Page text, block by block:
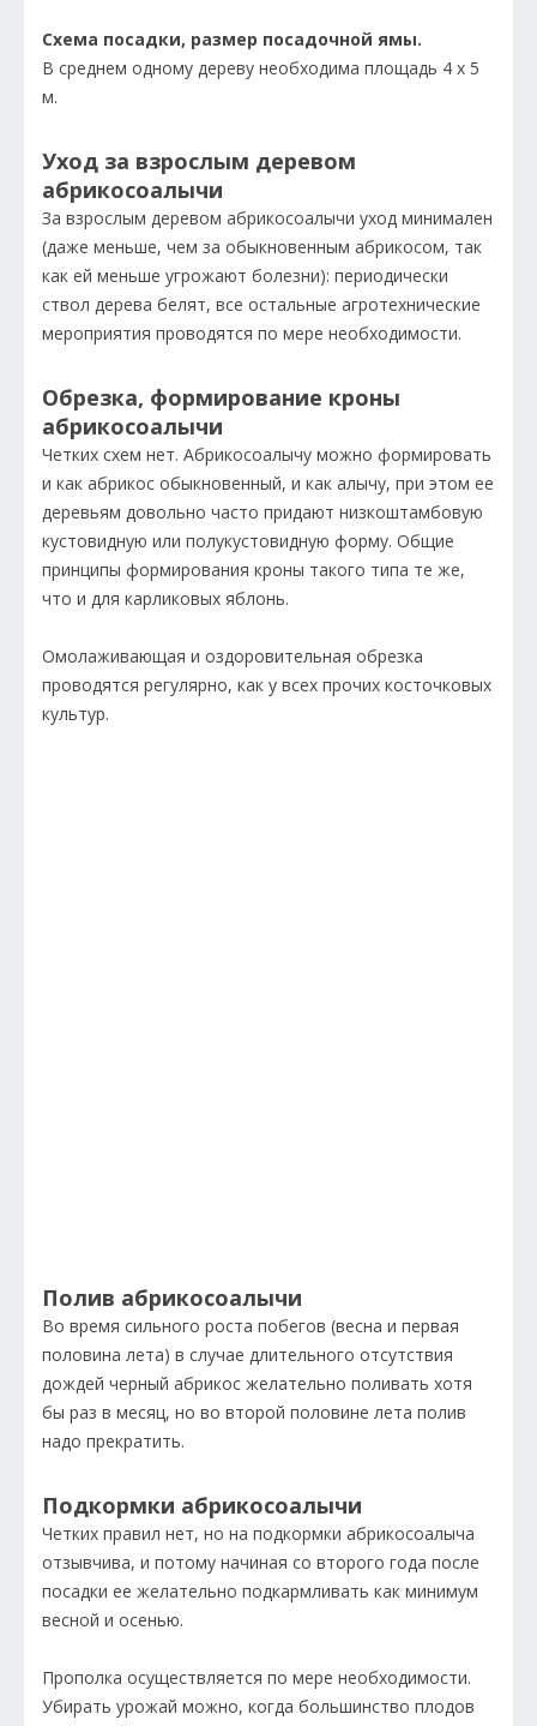
Схема посадки, размер посадочной ямы.
В среднем одному дереву необходима площадь 4 х 5
м.
Уход за взрослым деревом
абрикосоалычи
За взрослым деревом абрикосоалычи уход минимален
(даже меньше, чем за обыкновенным абрикосом, так
как ей меньше угрожают болезни): периодически
ствол дерева белят, все остальные агротехнические
мероприятия проводятся по мере необходимости.
Обрезка, формирование кроны
абрикосоалычи
Четких схем нет. Абрикосоалычу можно формировать
и как абрикос обыкновенный, и как алычу, при этом ее
деревьям довольно часто придают низкоштамбовую
кустовидную или полукустовидную форму. Общие
принципы формирования кроны такого типа те же,
что и для карликовых яблонь.
Омолаживающая и оздоровительная обрезка
проводятся регулярно, как у всех прочих косточковых
культур.
Полив абрикосоалычи
Во время сильного роста побегов (весна и первая
половина лета) в случае длительного отсутствия
дождей черный абрикос желательно поливать хотя
бы раз в месяц, но во второй половине лета полив
надо прекратить.
Подкормки абрикосоалычи
Четких правил нет, но на подкормки абрикосоалыча
отзывчива, и потому начиная со второго года после
посадки ее желательно подкармливать как минимум
весной и осенью.
Прополка осуществляется по мере необходимости.
Убирать урожай можно, когда большинство плодов